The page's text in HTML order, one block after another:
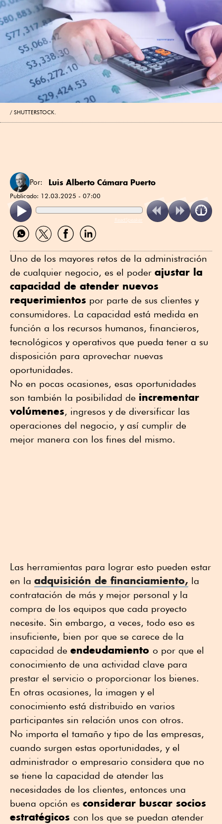
SHUTTERSTOCK.
Por: Luis Alberto Cámara Puerto
Publicado: 12.03.2025 - 07:00
ReadSpeaker
Compartir
por
Compartir
por
Compartir
por
Compartir
por
Uno de los mayores retos de la administración
de cualquier negocio, es el poder ajustar la
capacidad de atender nuevos
requerimientos por parte de sus clientes y
consumidores. La capacidad está medida en
función a los recursos humanos, financieros,
tecnológicos y operativos que pueda tener a su
disposición para aprovechar nuevas
oportunidades.
No en pocas ocasiones, esas oportunidades
son también la posibilidad de incrementar
volúmenes, ingresos y de diversificar las
operaciones del negocio, y así cumplir de
mejor manera con los fines del mismo.
Las herramientas para lograr esto pueden estar
en la adquisición de financiamiento, la
contratación de más y mejor personal y la
compra de los equipos que cada proyecto
necesite. Sin embargo, a veces, todo eso es
insuficiente, bien por que se carece de la
capacidad de endeudamiento o por que el
conocimiento de una actividad clave para
prestar el servicio o proporcionar los bienes.
En otras ocasiones, la imagen y el
conocimiento está distribuido en varios
participantes sin relación unos con otros.
No importa el tamaño y tipo de las empresas,
cuando surgen estas oportunidades, y el
administrador o empresario considera que no
se tiene la capacidad de atender las
necesidades de los clientes, entonces una
buena opción es considerar buscar socios
estratégicos con los que se puedan atender